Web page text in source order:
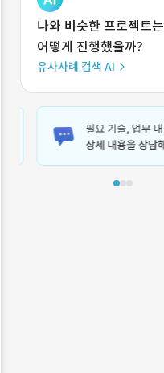
나와 비슷한 프로젝트는
어떻게 진행했을까?
유사사례 검색 AI